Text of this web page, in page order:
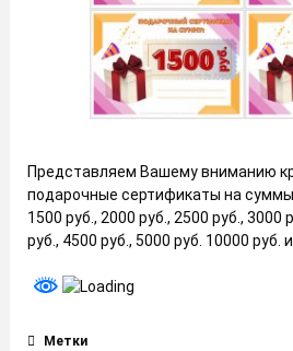
Представляем Вашему вниманию
подарочные сертификаты на
1500 руб., 2000 руб., 2500 руб., 3000
руб., 4500 руб., 5000 руб. 10000 руб.
Метки